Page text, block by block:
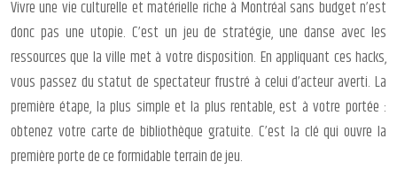
Vivre une vie culturelle et matérielle riche à Montréal sans budget n’est
donc pas une utopie. C’est un jeu de stratégie, une danse avec les
ressources que la ville met à votre disposition. En appliquant ces hacks,
vous passez du statut de spectateur frustré à celui d’acteur averti. La
première étape, la plus simple et la plus rentable, est à votre portée :
obtenez votre carte de bibliothèque gratuite. C’est la clé qui ouvre la
première porte de ce formidable terrain de jeu.